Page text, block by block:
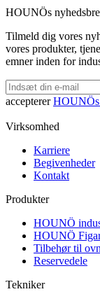
HOUNÖs
Tilmeld dig vores
vores produkter,
emner inden for
accepterer
Virksomhed
Karriere
Begivenheder
Kontakt
Produkter
HOUNÖ
HOUNÖ
Tilbehør til ovn
Reservedele
Tekniker